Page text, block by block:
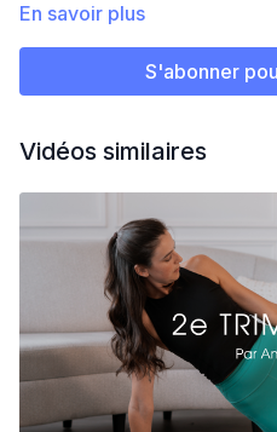
Entraînement intense pour les
Toujours respecter votre
(test de la parole).
En savoir plus
S'abonner
Vidéos similaires